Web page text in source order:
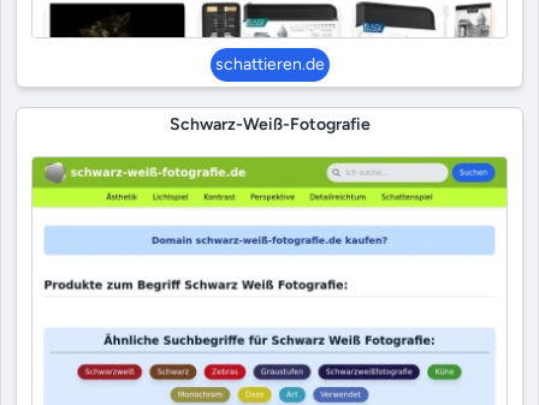
schattieren.de
Schwarz-Weiß-Fotografie